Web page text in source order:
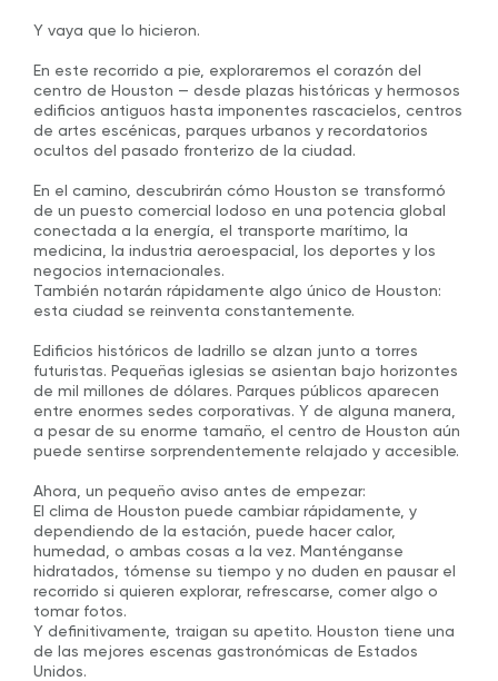
Y vaya que lo hicieron.
En este recorrido a pie, exploraremos el corazón del
centro de Houston — desde plazas históricas y hermosos
edificios antiguos hasta imponentes rascacielos, centros
de artes escénicas, parques urbanos y recordatorios
ocultos del pasado fronterizo de la ciudad.
En el camino, descubrirán cómo Houston se transformó
de un puesto comercial lodoso en una potencia global
conectada a la energía, el transporte marítimo, la
medicina, la industria aeroespacial, los deportes y los
negocios internacionales.
También notarán rápidamente algo único de Houston:
esta ciudad se reinventa constantemente.
Edificios históricos de ladrillo se alzan junto a torres
futuristas. Pequeñas iglesias se asientan bajo horizontes
de mil millones de dólares. Parques públicos aparecen
entre enormes sedes corporativas. Y de alguna manera,
a pesar de su enorme tamaño, el centro de Houston aún
puede sentirse sorprendentemente relajado y accesible.
Ahora, un pequeño aviso antes de empezar:
El clima de Houston puede cambiar rápidamente, y
dependiendo de la estación, puede hacer calor,
humedad, o ambas cosas a la vez. Manténganse
hidratados, tómense su tiempo y no duden en pausar el
recorrido si quieren explorar, refrescarse, comer algo o
tomar fotos.
Y definitivamente, traigan su apetito. Houston tiene una
de las mejores escenas gastronómicas de Estados
Unidos.